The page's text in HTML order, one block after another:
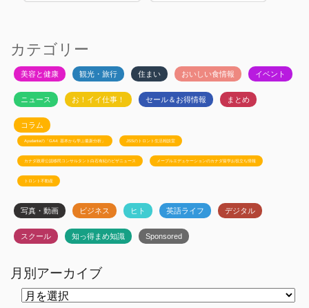
カテゴリー
美容と健康 観光・旅行 住まい おいしい食情報 イベント
ニュース お！イイ仕事！ セール＆お得情報 まとめ
コラム
Ayudanteの「GA4: 基本から学ぶ最新分析」 JSSのトロント生活相談室
カナダ政府公認移民コンサルタント白石有紀のビザニュース メープルエデュケーションのカナダ留学お役立ち情報
トロント不動産
写真・動画 ビジネス ヒト 英語ライフ デジタル
スクール 知っ得まめ知識 Sponsored
月別アーカイブ